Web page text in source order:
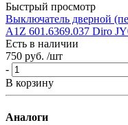
Быстрый просмотр
Выключатель дверной
A1Z 601.6369.037 Diro
Есть в наличии
750 руб. /шт
-
В корзину
Аналоги